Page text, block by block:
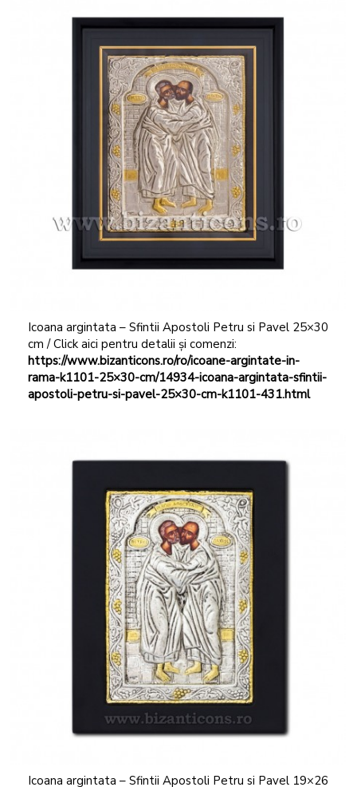
Icoana argintata – Sfintii Apostoli Petru si Pavel 25×30
cm / Click aici pentru detalii și comenzi:
https://www.bizanticons.ro/ro/icoane-argintate-in-
rama-k1101-25×30-cm/14934-icoana-argintata-sfintii-
apostoli-petru-si-pavel-25×30-cm-k1101-431.html
Icoana argintata – Sfintii Apostoli Petru si Pavel 19×26